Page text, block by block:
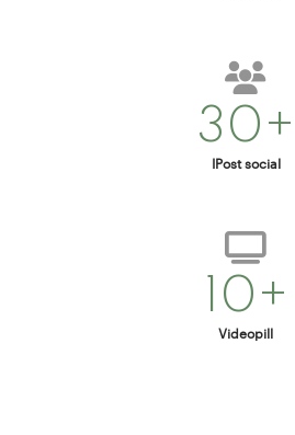
30+
IPost social
10+
Videopill